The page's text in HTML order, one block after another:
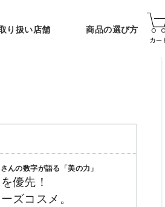
り扱い店舗 商品の選び方
んの数字が語る「美の力」
優先！
ズコスメ。